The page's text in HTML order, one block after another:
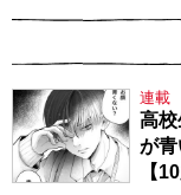
連載
高
が
【